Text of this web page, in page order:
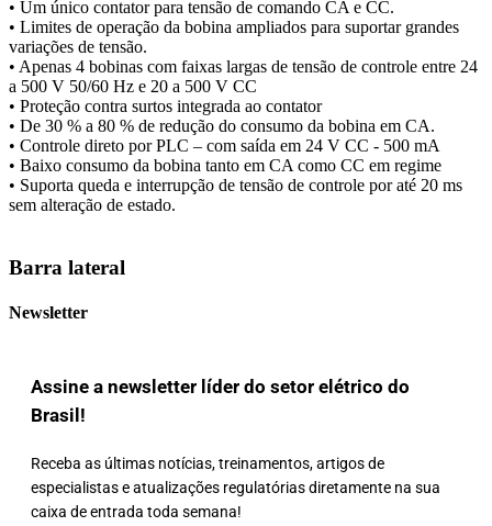
• Um único contator para tensão de comando CA e CC.
• Limites de operação da bobina ampliados para suportar grandes
variações de tensão.
• Apenas 4 bobinas com faixas largas de tensão de controle entre 24
a 500 V 50/60 Hz e 20 a 500 V CC
• Proteção contra surtos integrada ao contator
• De 30 % a 80 % de redução do consumo da bobina em CA.
• Controle direto por PLC – com saída em 24 V CC - 500 mA
• Baixo consumo da bobina tanto em CA como CC em regime
• Suporta queda e interrupção de tensão de controle por até 20 ms
sem alteração de estado.
Barra lateral
Newsletter
Assine a newsletter líder do setor elétrico do
Brasil!
Receba as últimas notícias, treinamentos, artigos de
especialistas e atualizações regulatórias diretamente na sua
caixa de entrada toda semana!